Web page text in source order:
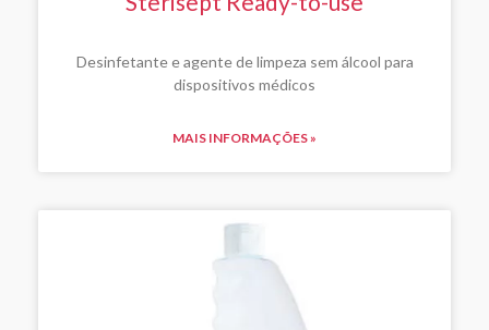
Desinfetante e agente de limpeza sem álcool para
dispositivos médicos
MAIS INFORMAÇÕES »